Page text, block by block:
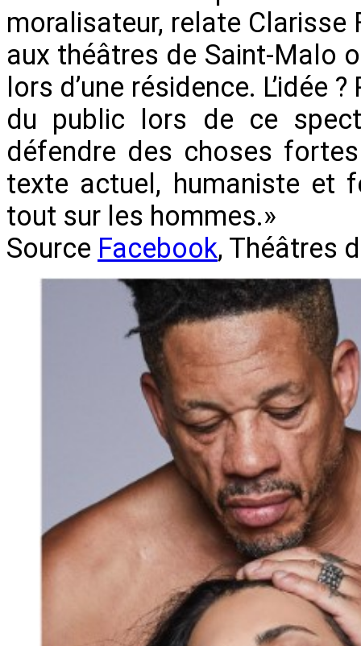
moralisateur, relate Clarisse
aux théâtres de Saint-Malo
lors d’une résidence. L’idée
du public lors de ce
défendre des choses
texte actuel, humaniste et
tout sur les hommes.»
Source Facebook, Théâtres